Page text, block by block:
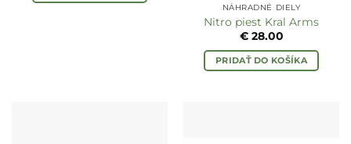
NÁHRADNÉ DIELY
Nitro piest Kral Arms
€28.00
PRIDAŤ DO KOŠÍKA